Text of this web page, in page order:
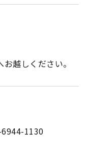
越しください。
1130